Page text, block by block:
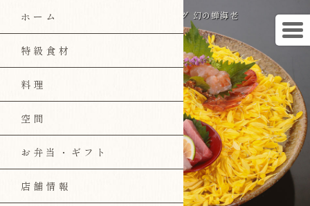
郡山の和食「磯陣」のブログ 幻の蝉海老
ホーム
特級食材
料理
空間
お弁当・ギフト
店舗情報